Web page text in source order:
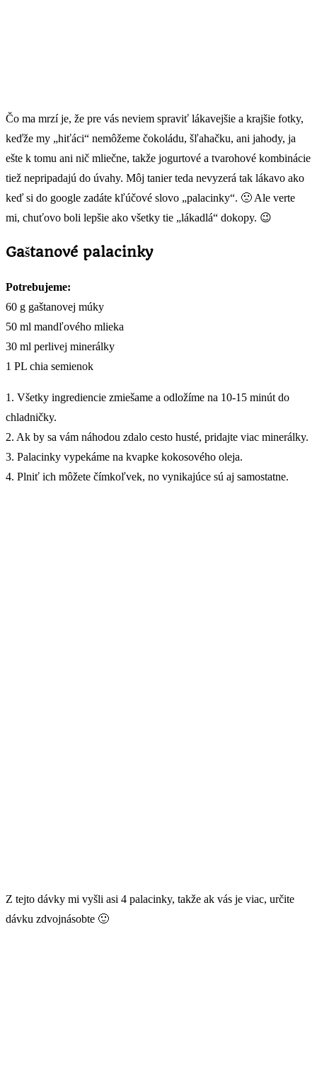
Čo ma mrzí je, že pre vás neviem spraviť lákavejšie a krajšie fotky,
keďže my „hiťáci“ nemôžeme čokoládu, šľahačku, ani jahody, ja
ešte k tomu ani nič mliečne, takže jogurtové a tvarohové kombinácie
tiež nepripadajú do úvahy. Môj tanier teda nevyzerá tak lákavo ako
keď si do google zadáte kľúčové slovo „palacinky“. 🙁 Ale verte
mi, chuťovo boli lepšie ako všetky tie „lákadlá“ dokopy. 😉
Gaštanové palacinky
Potrebujeme:
60 g gaštanovej múky
50 ml mandľového mlieka
30 ml perlivej minerálky
1 PL chia semienok
1. Všetky ingrediencie zmiešame a odložíme na 10-15 minút do
chladničky.
2. Ak by sa vám náhodou zdalo cesto husté, pridajte viac minerálky.
3. Palacinky vypekáme na kvapke kokosového oleja.
4. Plniť ich môžete čímkoľvek, no vynikajúce sú aj samostatne.
Z tejto dávky mi vyšli asi 4 palacinky, takže ak vás je viac, určite
dávku zdvojnásobte 🙂